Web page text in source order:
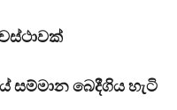
සම්මාන බෙදීගිය හැටි